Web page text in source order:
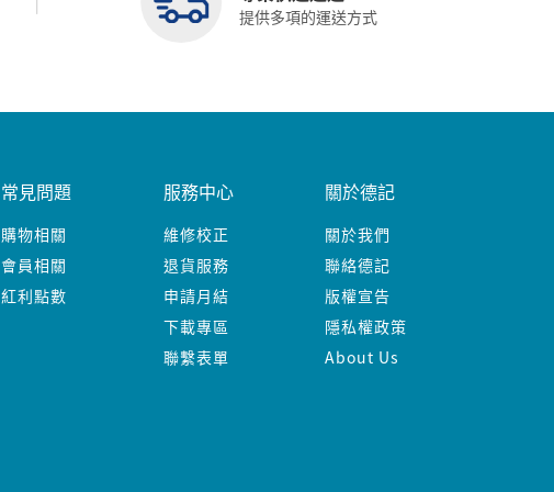
提供多項的運送方式
常見問題
購物相關
會員相關
紅利點數
服務中心
維修校正
退貨服務
申請月結
下載專區
聯繫表單
關於德記
關於我們
聯絡德記
版權宣告
隱私權政策
About Us